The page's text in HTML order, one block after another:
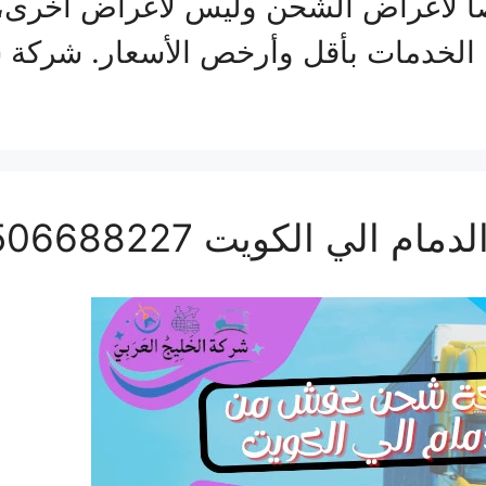
الخدمات بأقل وأرخص الأسعار.
الكويت 0506688227